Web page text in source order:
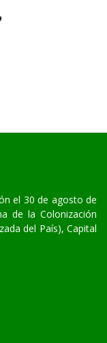
el 30 de agosto de
de la Colonización
del País), Capital